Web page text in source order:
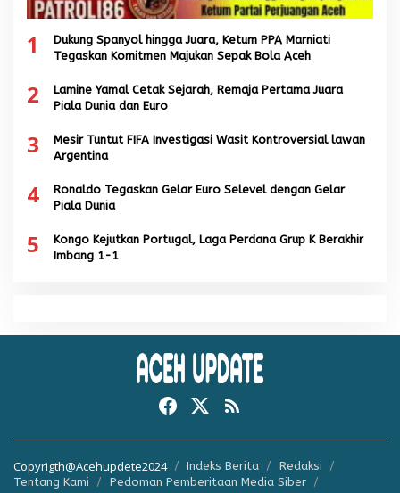
1
Dukung Spanyol hingga Juara, Ketum PPA Marniati
Tegaskan Komitmen Majukan Sepak Bola Aceh
2
Lamine Yamal Cetak Sejarah, Remaja Pertama Juara
Piala Dunia dan Euro
3
Mesir Tuntut FIFA Investigasi Wasit Kontroversial lawan
Argentina
4
Ronaldo Tegaskan Gelar Euro Selevel dengan Gelar
Piala Dunia
5
Kongo Kejutkan Portugal, Laga Perdana Grup K Berakhir
Imbang 1-1
Copyrigth@Acehupdete2024 Indeks Berita
Redaksi
Tentang Kami
Pedoman Pemberitaan Media Siber